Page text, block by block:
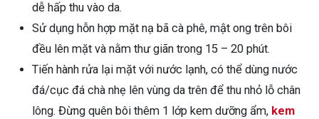
dễ hấp thu vào da.
Sử dụng hỗn hợp mặt nạ bã cà phê, mật ong trên bôi
đều lên mặt và nằm thư giãn trong 15 – 20 phút.
Tiến hành rửa lại mặt với nước lạnh, có thể dùng nước
đá/cục đá chà nhẹ lên vùng da trên để thu nhỏ lỗ chân
lông. Đừng quên bôi thêm 1 lớp kem dưỡng ẩm, kem